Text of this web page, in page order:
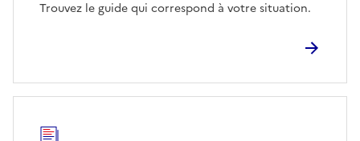
Trouvez le guide qui correspond à votre situation.